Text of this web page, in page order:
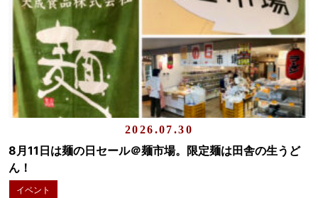
2026.07.30
8月11日は麺の日セール＠麺市場。限定麺は田舎の生うど
ん！
イベント